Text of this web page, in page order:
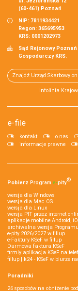
(60-461) Poznań
NIP: 7811934421
Regon: 365695953
KRS: 0001202973
Sąd Rejonowy
Gospodarczy KRS.
Znajdź Urząd Skarbowy
Infolinia
e-file
kontakt o nas
informacje prawne
Pobierz Program e‑pity®
wersja dla Windows
wersja dla Mac OS
wersja dla Linux
wersja PIT przez internet
aplikacje mobilne Android,
archiwalna wersja
e-pity 2026/2027 w fillup
e‑Faktury KSeF w fillup
Darmowa faktura KSeF
firmly aplikacja KSeF na
fillup | k24 - KSeF w biurze
Poradniki
26 sposobów na obniżenie